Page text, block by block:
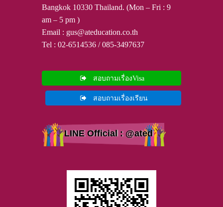
Bangkok 10330 Thailand. (Mon – Fri : 9
am – 5 pm )
Email : gus@ateducation.co.th
Tel : 02-6514536 / 085-3497637
สอบถามเรื่องVisa
สอบถามเรื่องเรียน
LINE Official : @ated